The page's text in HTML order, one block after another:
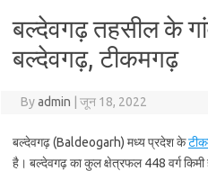
बल्देवगढ़ तहसील के
बल्देवगढ़, टीकमगढ़
Byadmin जून 18, 2022
बल्देवगढ़ (Baldeogarh) मध्य प्रदेश के
है। बल्देवगढ़ का कुल क्षेत्रफल 448 वर्ग किमी